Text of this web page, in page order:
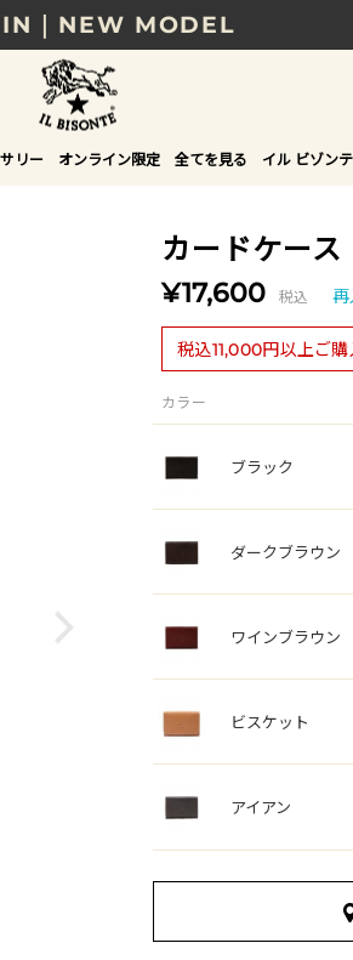
｜NEW MODEL
税込11,000円以上で送料無
ら選べる、新しいギフトガ
COLOR LEATHER
リー オンライン限定 全てを見る イル ビゾン
カードケース
¥17,600 税込 再
税込11,000円以上ご
カラー
ブラック
ダークブラウン
ワインブラウン
ビスケット
アイアン